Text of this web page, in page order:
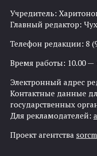
Учредитель:
Главный редактор:
Телефон редакции: 8
Время работы: 10.00 —
Электронный адрес
Контактные данные
государственных
Для рекламодателей:
Проект агентства